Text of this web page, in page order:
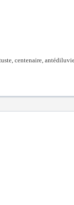
centenaire,